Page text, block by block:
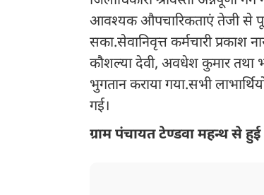
आवश्यक औपचारिकताएं तेजी से
सका.सेवानिवृत्त कर्मचारी प्रकाश
कौशल्या देवी, अवधेश कुमार तथा
भुगतान कराया गया.सभी
गई।
ग्राम पंचायत टेण्डवा महन्थ से